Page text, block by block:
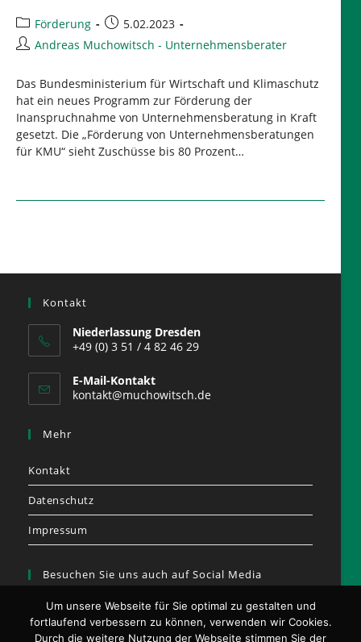
Beitrags-
Kategorie:
Förderung
Beitrag
veröffentlicht:
5.02.2023
Beitrags-
Andreas Muchowitsch - Unternehmensberater
Das Bundesministerium für Wirtschaft und Klimaschutz
hat ein neues Programm zur Förderung der
Inanspruchnahme von Unternehmensberatung in Kraft
gesetzt. Die „Förderung von Unternehmensberatungen
für KMU“ sieht Zuschüsse bis 80 Prozent…
Kontakt
Niederlassung Dresden
+49 (0) 3 51 / 4 82 46 29
E-Mail-Kontakt
kontakt@muchowitsch.de
Mehr
Kontakt
Datenschutz
Impressum
Besuchen Sie uns auch auf Social Media
Um unsere Webseite für Sie optimal zu gestalten und
fortlaufend verbessern zu können, verwenden wir Cookies.
Durch die weitere Nutzung der Webseite stimmen Sie der